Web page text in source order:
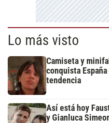
Lo más visto
Camiseta y
conquista
tendencia
Así está hoy
y Gianluca